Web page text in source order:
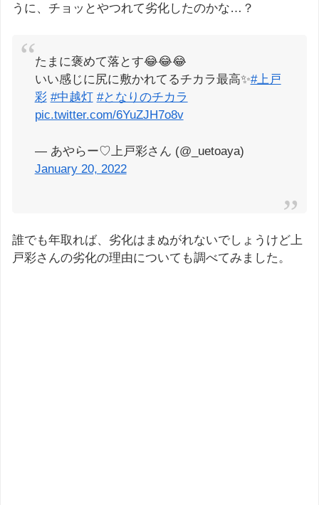
うに、チョッとやつれて劣化したのかな…？
たまに褒めて落とす😂😂😂
いい感じに尻に敷かれてるチカラ最高✨#上戸
彩 #中越灯 #となりのチカラ
pic.twitter.com/6YuZJH7o8v
— あやらー♡上戸彩さん (@_uetoaya)
January 20, 2022
誰でも年取れば、劣化はまぬがれないでしょうけど上
戸彩さんの劣化の理由についても調べてみました。